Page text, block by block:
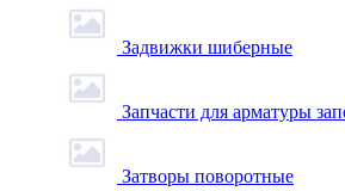
Задвижки шиберные
Запчасти для арматуры
Затворы поворотные